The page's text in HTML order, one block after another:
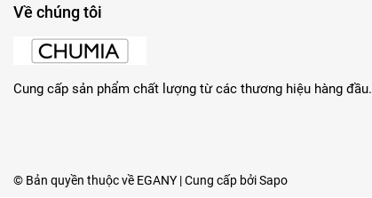
Về chúng tôi
Cung cấp sản phẩm chất lượng từ các thương hiệu hàng đầu.
© Bản quyền thuộc về EGANY | Cung cấp bởiSapo